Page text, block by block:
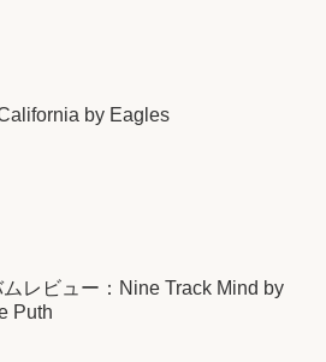
by Eagles
ムレビュー：Nine Track Mind by
Puth